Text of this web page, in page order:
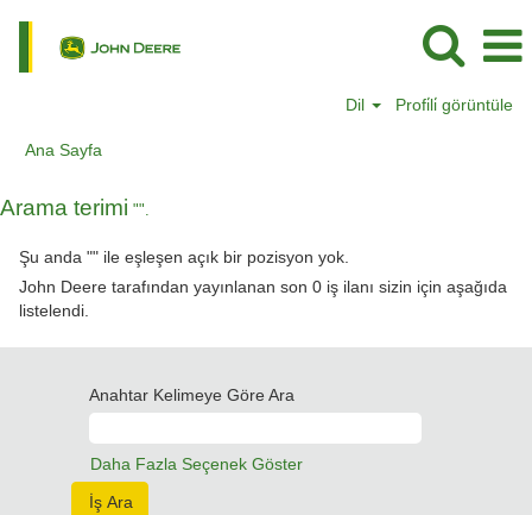
Dil Profi̇li̇ görüntüle
Ana Sayfa
Arama terimi "".
Şu anda "" ile eşleşen açık bir pozisyon yok.
John Deere tarafından yayınlanan son 0 iş ilanı sizin için aşağıda
listelendi.
Anahtar Kelimeye Göre Ara
Daha Fazla Seçenek Göster